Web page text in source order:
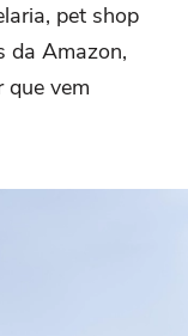
pet shop
da Amazon,
que vem